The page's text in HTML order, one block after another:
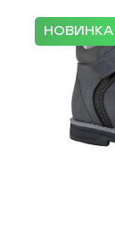
НОВИНКА